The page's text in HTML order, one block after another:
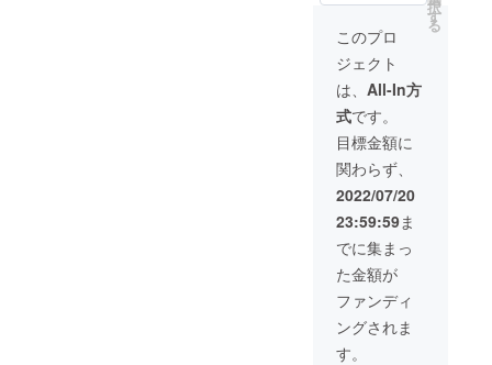
了次第
ていき
ますの
で、予
定より
早く到
着する
場合も
ありま
了承く
ださ
い。 ※
注意事
項 ～ご
確認く
ださい
日～180
日 主原
材料の
原産地:
高知県
産 ま
た、感
謝のお
手紙も
添えさ
せてい
ただき
ます。
※お届け
予定は8
月とし
ており
ます
みょう
が、レ
モン
酢、砂
糖、食
塩 内容
量:170g
保存方
法:直射
日光を
避け、
冷暗所
で保存
添加物
表示:無
し アレ
ルギー
表示:無
し 賞味
択
す
る
このプロ
ジェクト
は、 All-In方
式です。
目標金額に
関わらず、
2022/07/20
23:59:59ま
でに集まっ
た金額が
ファンディ
ングされま
す。